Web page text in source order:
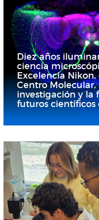
Diez años
ciencia
Excelencia Nikon,
Centro
investigación y la
futuros científicos